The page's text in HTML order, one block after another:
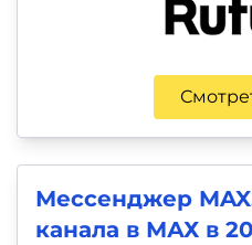
Мессенджер
канала в МАХ в